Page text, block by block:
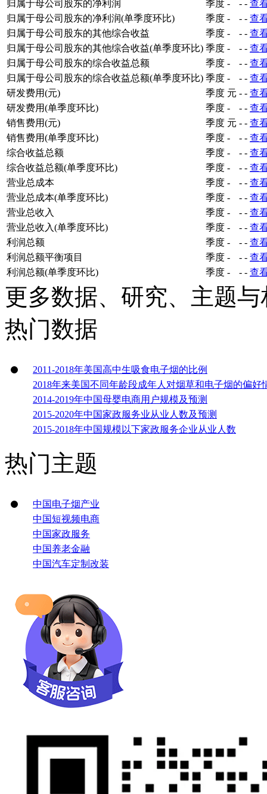
归属于母公司股东的净利润 季度 - - - 查
归属于母公司股东的净利润(单季度环比)
季度 - - - 查
归属于母公司股东的其他综合收益
季度 - - - 查
归属于母公司股东的其他综合收益(单季度环比) 季度 - - - 查
归属于母公司股东的综合收益总额
季度 - - - 查
归属于母公司股东的综合收益总额(单季度环比) 季度 - - - 查
研发费用(元)
季度 元 - - 查
研发费用(单季度环比)
季度 - - - 查
销售费用(元)
季度 元 - - 查
销售费用(单季度环比)
季度 - - - 查
综合收益总额
季度 - - - 查
综合收益总额(单季度环比)
季度 - - - 查
营业总成本
季度 - - - 查
营业总成本(单季度环比)
季度 - - - 查
营业总收入
季度 - - - 查
营业总收入(单季度环比)
季度 - - - 查
利润总额
季度 - - - 查
利润总额平衡项目
季度 - - - 查
利润总额(单季度环比)
季度 - - - 查
更多数据、研究、主题
热门数据
2011-2018年美国高中生吸食电子烟的比例
2018年来美国不同年龄段成年人对烟草和电子烟的偏好
2014-2019年中国母婴电商用户规模及预测
2015-2020年中国家政服务业从业人数及预测
2015-2018年中国规模以下家政服务企业从业人数
热门主题
中国电子烟产业
中国短视频电商
中国家政服务
中国养老金融
中国汽车定制改装